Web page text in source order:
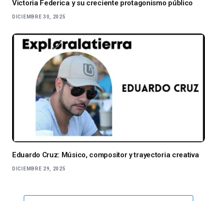
Victoria Federica y su creciente protagonismo público
DICIEMBRE 30, 2025
Eduardo Cruz: Músico, compositor y trayectoria creativa
DICIEMBRE 29, 2025